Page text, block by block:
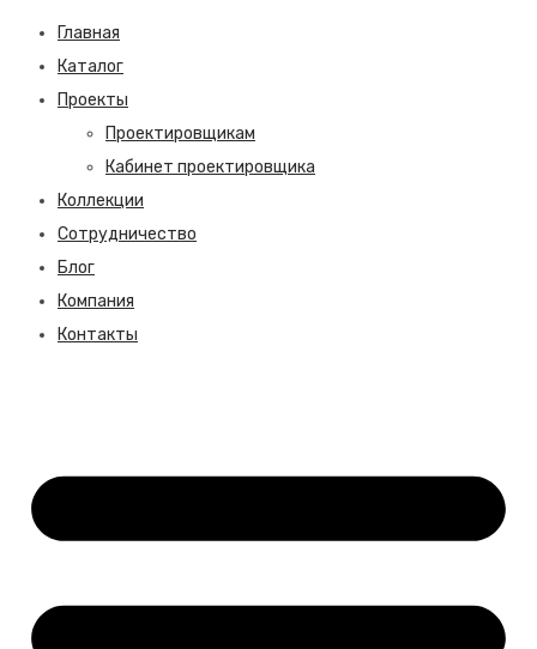
Главная
Каталог
Проекты
Проектировщикам
Кабинет проектировщика
Коллекции
Сотрудничество
Блог
Компания
Контакты